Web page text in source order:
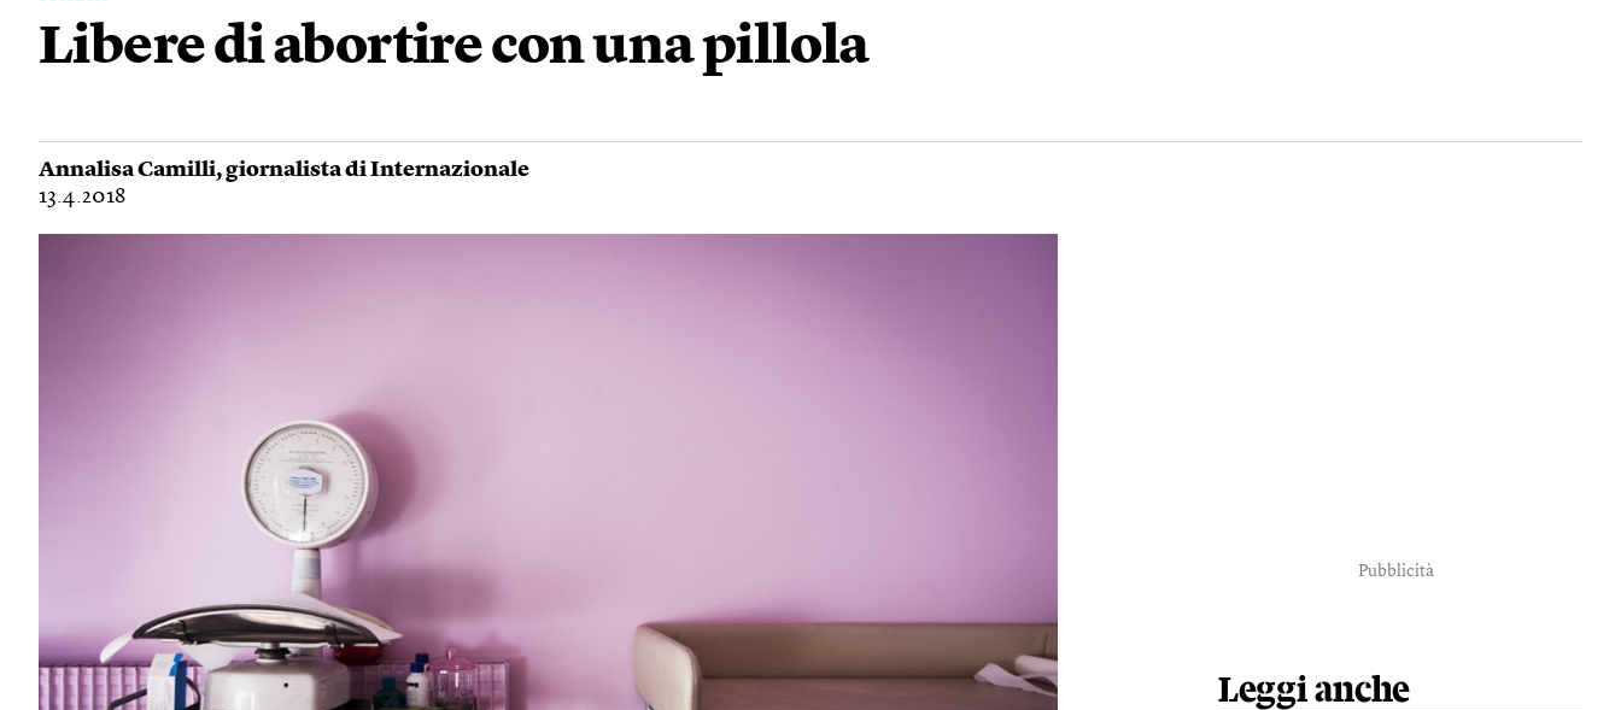
Libere di abortire con una pillola
Annalisa Camilli, giornalista di Internazionale
13.4.2018
Pubblicità
Leggi anche